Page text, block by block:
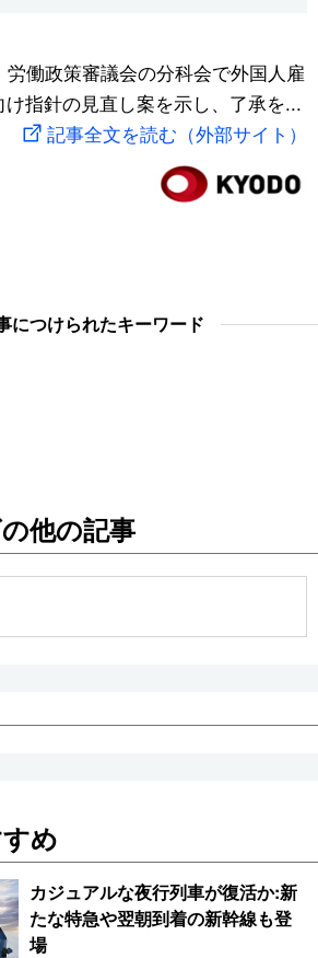
労働政策審議会の分科会で外国人雇
指針の見直し案を示し、了承を...
記事全文を読む（外部サイト）
につけられたキーワード
他の記事
め
カジュアルな夜行列車が復活か:新
たな特急や翌朝到着の新幹線も登
場